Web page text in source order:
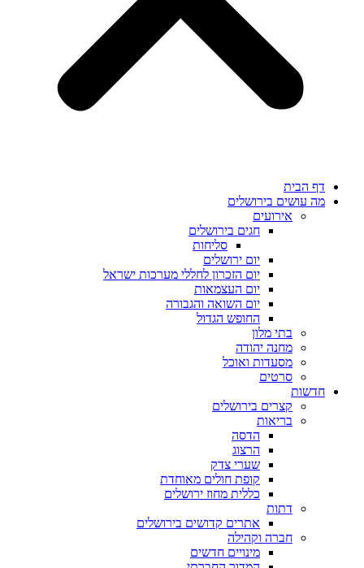
דף הבית
מה עושים בירושלים
אירועים
חגים בירושלים
סליחות
יום ירושלים
יום הזכרון לחללי מערכות ישראל
יום העצמאות
יום השואה והגבורה
החופש הגדול
בתי מלון
מחנה יהודה
מסעדות ואוכל
סרטים
חדשות
קצרים בירושלים
בריאות
הדסה
הרצוג
שערי צדק
קופת חולים מאוחדת
כללית מחוז ירושלים
דתות
אתרים קדושים בירושלים
חברה וקהילה
מינויים חדשים